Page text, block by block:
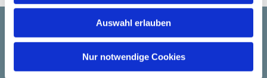
Auswahl erlauben
Nur notwendige Cookies
Startseite
Gemeindeleben